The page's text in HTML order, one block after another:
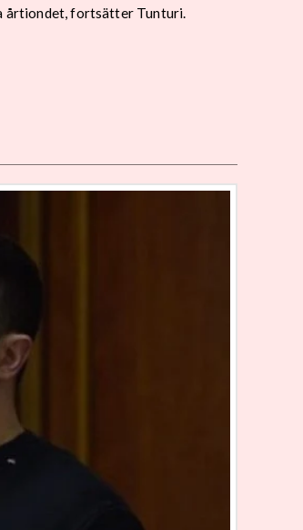
årtiondet, fortsätter Tunturi.